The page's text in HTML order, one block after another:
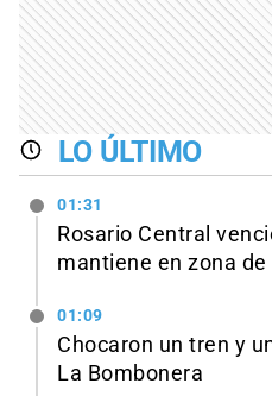
LO ÚLTIMO
01:31
Rosario Central
mantiene en zona
01:09
Chocaron un tren y
La Bombonera